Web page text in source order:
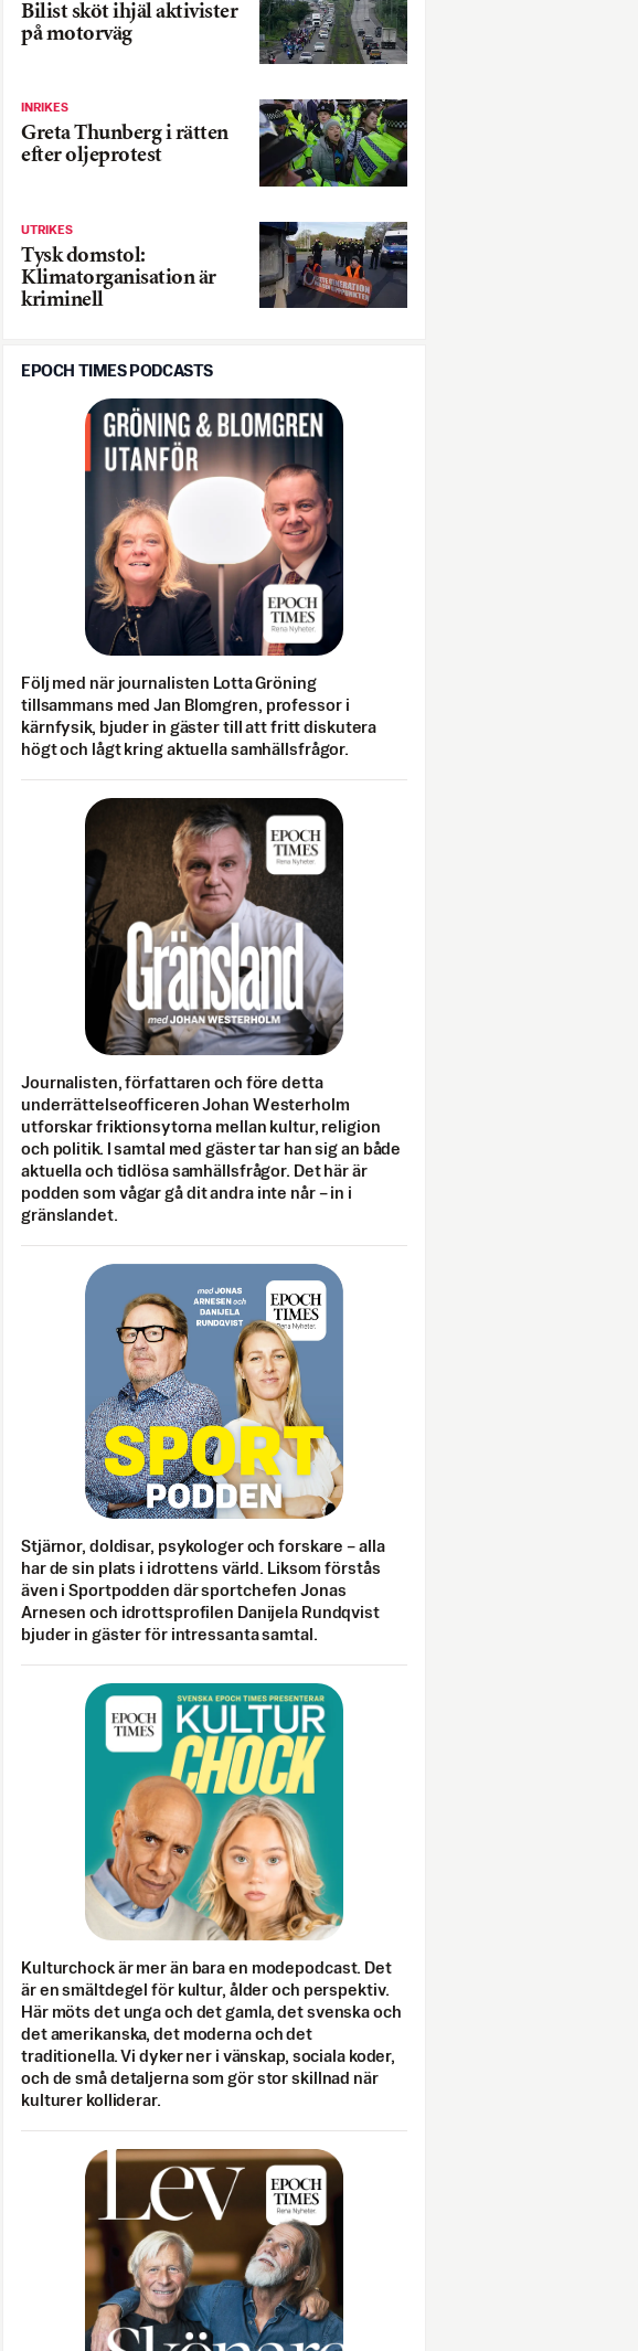
Bilist sköt ihjäl aktivister
på motorväg
INRIKES
Greta Thunberg i rätten
efter oljeprotest
UTRIKES
Tysk domstol:
Klimatorganisation är
kriminell
EPOCH TIMES PODCASTS
Följ med när journalisten Lotta Gröning
tillsammans med Jan Blomgren, professor i
kärnfysik, bjuder in gäster till att fritt diskutera
högt och lågt kring aktuella samhällsfrågor.
Journalisten, författaren och före detta
underrättelseofficeren Johan Westerholm
utforskar friktionsytorna mellan kultur, religion
och politik. I samtal med gäster tar han sig an både
aktuella och tidlösa samhällsfrågor. Det här är
podden som vågar gå dit andra inte når – in i
gränslandet.
Stjärnor, doldisar, psykologer och forskare – alla
har de sin plats i idrottens värld. Liksom förstås
även i Sportpodden där sportchefen Jonas
Arnesen och idrottsprofilen Danijela Rundqvist
bjuder in gäster för intressanta samtal.
Kulturchock är mer än bara en modepodcast. Det
är en smältdegel för kultur, ålder och perspektiv.
Här möts det unga och det gamla, det svenska och
det amerikanska, det moderna och det
traditionella. Vi dyker ner i vänskap, sociala koder,
och de små detaljerna som gör stor skillnad när
kulturer kolliderar.